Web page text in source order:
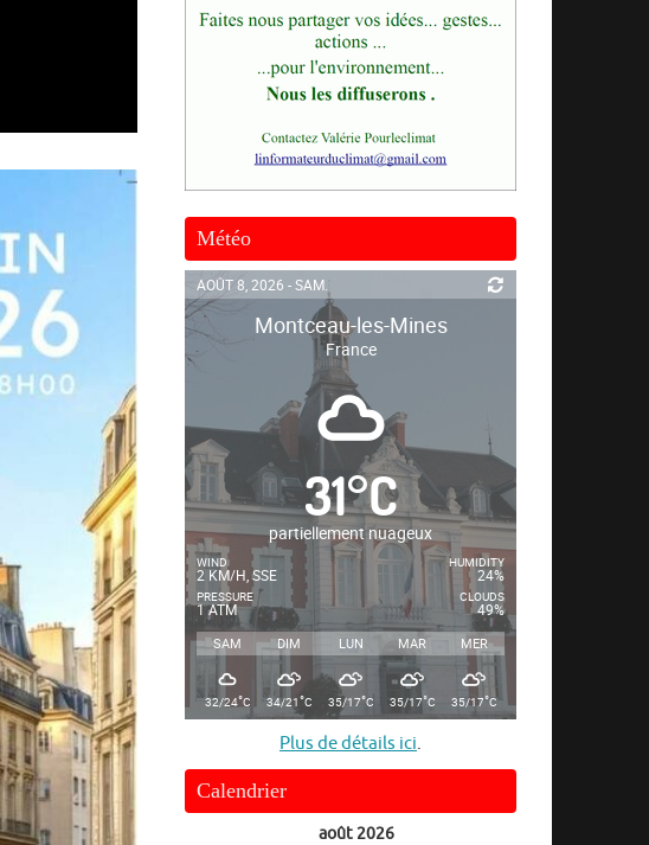
Météo
AOÛT 8, 2026 - SAM.
Montceau-les-Mines
France
31°C
partiellement nuageux
WIND
2 KM/H, SSE
PRESSURE
1 ATM
HUMIDITY
24%
CLOUDS
49%
SAM DIM LUN MAR MER
32/24°C 34/21°C 35/17°C 35/17°C 35/17°C
Plus de détails ici.
Calendrier
août 2026